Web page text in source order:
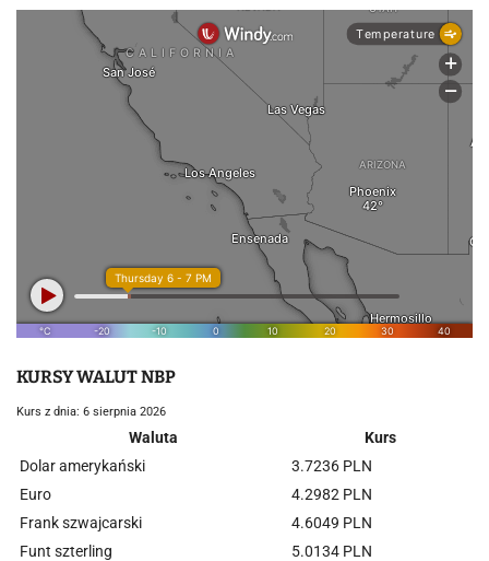
KURSY WALUT NBP
Kurs z dnia: 6 sierpnia 2026
Waluta
Kurs
Dolar amerykański
3.7236 PLN
Euro
4.2982 PLN
Frank szwajcarski
4.6049 PLN
Funt szterling
5.0134 PLN